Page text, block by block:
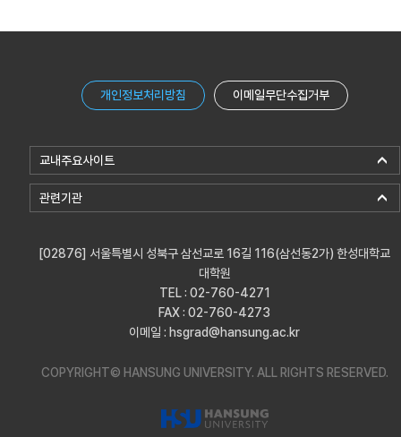
개인정보처리방침 이메일무단수집거부
교내주요사이트
관련기관
[02876] 서울특별시 성북구 삼선교로 16길 116(삼선동2가) 한성대학교
대학원
TEL : 02-760-4271
FAX : 02-760-4273
이메일 : hsgrad@hansung.ac.kr
COPYRIGHT© HANSUNG UNIVERSITY. ALL RIGHTS RESERVED.